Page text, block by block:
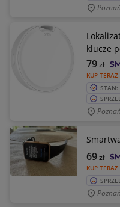
Poznań
klucze
KUP TERAZ
79zł
STAN:
Poznań
KUP TERAZ
69zł